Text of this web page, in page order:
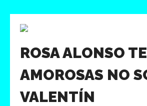
ROSA ALONSO
AMOROSAS NO
VALENTÍN